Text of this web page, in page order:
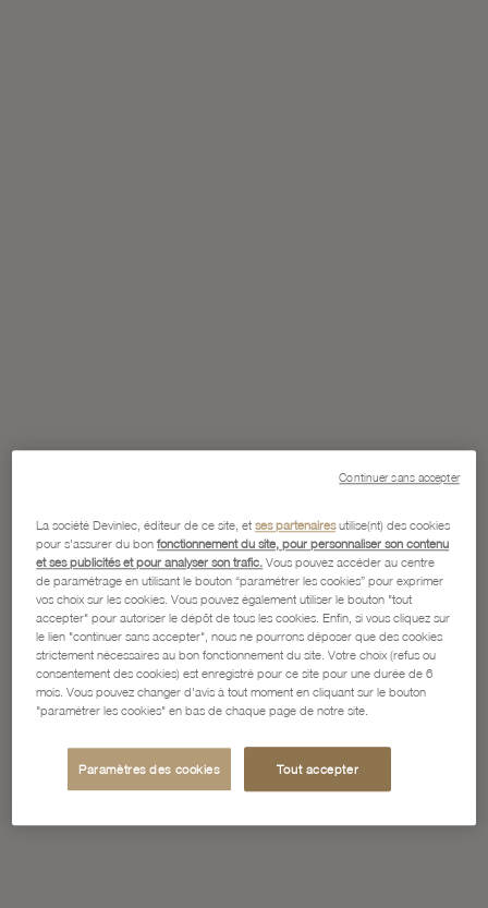
La société Devinlec, éditeur de ce site, etses partenairesutilise(nt) des cookies
pour s'assurer du bonfonctionnement du site, pour personnaliser son contenu
et ses publicités et pour analyser son trafic. Vous pouvez accéder au centre
de paramétrage en utilisant le bouton “paramétrer les cookies” pour exprimer
vos choix sur les cookies. Vous pouvez également utiliser le bouton "tout
accepter" pour autoriser le dépôt de tous les cookies. Enfin, si vous cliquez sur
le lien "continuer sans accepter", nous ne pourrons déposer que des cookies
strictement nécessaires au bon fonctionnement du site. Votre choix (refus ou
consentement des cookies) est enregistré pour ce site pour une durée de 6
mois. Vous pouvez changer d'avis à tout moment en cliquant sur le bouton
"paramétrer les cookies" en bas de chaque page de notre site.
Paramètres des cookies Tout accepter
Continuer sans accepter